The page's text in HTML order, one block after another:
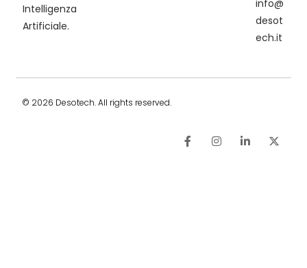
Intelligenza
Artificiale.
info@
desot
ech.it
© 2026 Desotech. All rights reserved.